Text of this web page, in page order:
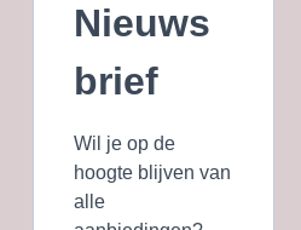
Nieuws
brief
Wil je op de
hoogte blijven van
alle